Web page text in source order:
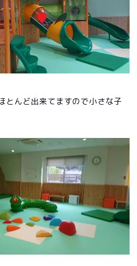
とんど出来てますので小さな子